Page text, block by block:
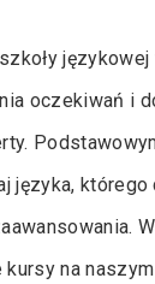
językowej
oczekiwań i
języka, którego
kursy na